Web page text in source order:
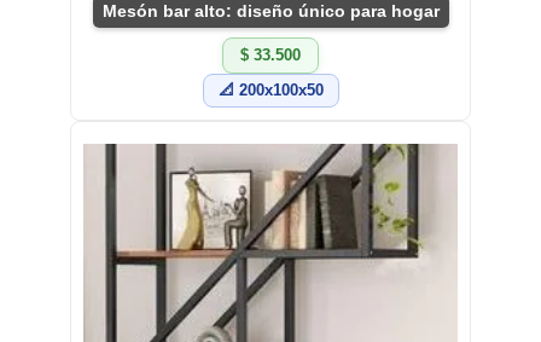
Mesón bar alto: diseño único para hogar
$ 33.500
📐 200x100x50